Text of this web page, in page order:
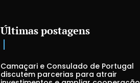
Últimas postagens
Camaçari e Consulado de Portugal
discutem parcerias para atrair